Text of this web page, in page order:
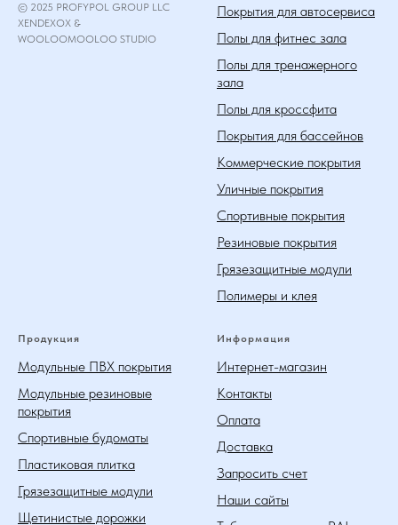
© 2025 PROFYPOL GROUP LLC
XENDEXOX &
WOOLOOMOOLOO STUDIO
Покрытия для автосервиса
Полы для фитнес зала
Полы для тренажерного
зала
Полы для кроссфита
Покрытия для бассейнов
Коммерческие покрытия
Уличные покрытия
Спортивные покрытия
Резиновые покрытия
Грязезащитные модули
Полимеры и клея
Продукция
Модульные ПВХ покрытия
Модульные резиновые
покрытия
Спортивные будоматы
Пластиковая плитка
Грязезащитные модули
Щетинистые дорожки
Информация
Интернет-магазин
Контакты
Оплата
Доставка
Запросить счет
Наши сайты